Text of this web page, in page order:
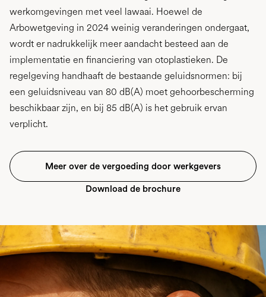
werkomgevingen met veel lawaai. Hoewel de
Arbowetgeving in 2024 weinig veranderingen ondergaat,
wordt er nadrukkelijk meer aandacht besteed aan de
implementatie en financiering van otoplastieken. De
regelgeving handhaaft de bestaande geluidsnormen: bij
een geluidsniveau van 80 dB(A) moet gehoorbescherming
beschikbaar zijn, en bij 85 dB(A) is het gebruik ervan
verplicht.
Meer over de vergoeding door werkgevers
Download de brochure